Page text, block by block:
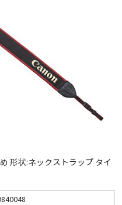
形状:ネックストラップ タイ